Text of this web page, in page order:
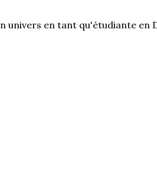
univers en tant qu'étudiante en